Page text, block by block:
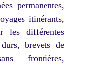
permanentes,
itinérants,
les différentes
brevets de
frontières,